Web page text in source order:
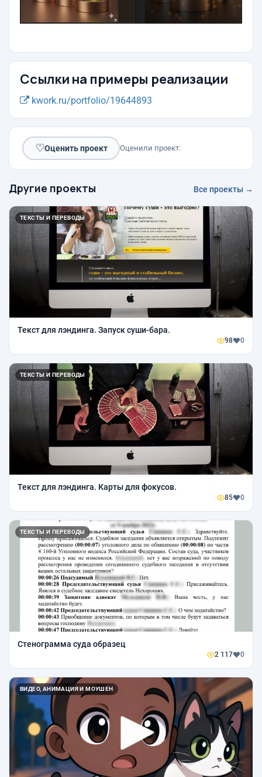
Ссылки на примеры реализации
kwork.ru/portfolio/19644893
♡Оценить проект Оценили проект:
Другие проекты Все проекты →
ТЕКСТЫ И ПЕРЕВОДЫ
Текст для лэндинга. Запуск суши-бара.
98 0
ТЕКСТЫ И ПЕРЕВОДЫ
Текст для лэндинга. Карты для фокусов.
85 0
ТЕКСТЫ И ПЕРЕВОДЫ
Стенограмма суда образец
2 117 0
ВИДЕО, АНИМАЦИЯ И МОУШЕН